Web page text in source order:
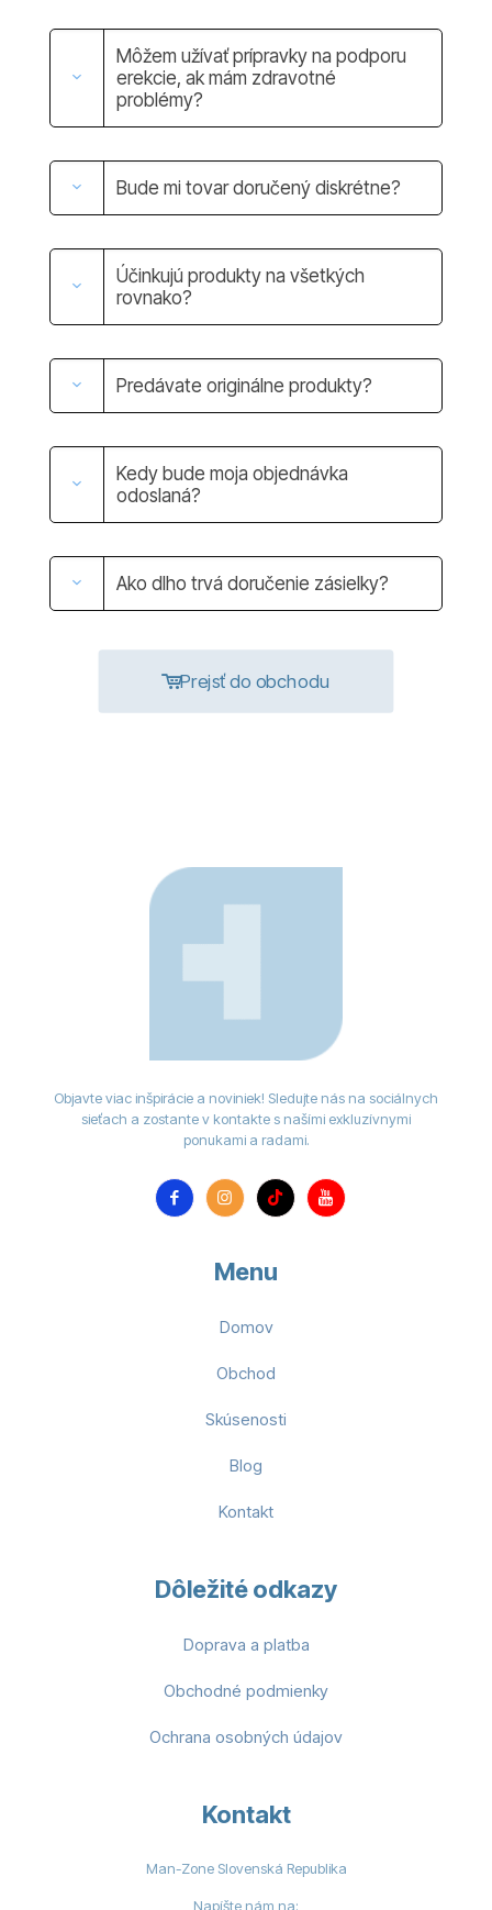
Môžem užívať prípravky na podporu
erekcie, ak mám zdravotné
problémy?
Bude mi tovar doručený diskrétne?
Účinkujú produkty na všetkých
rovnako?
Predávate originálne produkty?
Kedy bude moja objednávka
odoslaná?
Ako dlho trvá doručenie zásielky?
Prejsť do obchodu
Objavte viac inšpirácie a noviniek! Sledujte nás na sociálnych
sieťach a zostante v kontakte s našími exkluzívnymi
ponukami a radami.
Menu
Domov
Obchod
Skúsenosti
Blog
Kontakt
Dôležité odkazy
Doprava a platba
Obchodné podmienky
Ochrana osobných údajov
Kontakt
Man-Zone Slovenská Republika
Napíšte nám na: